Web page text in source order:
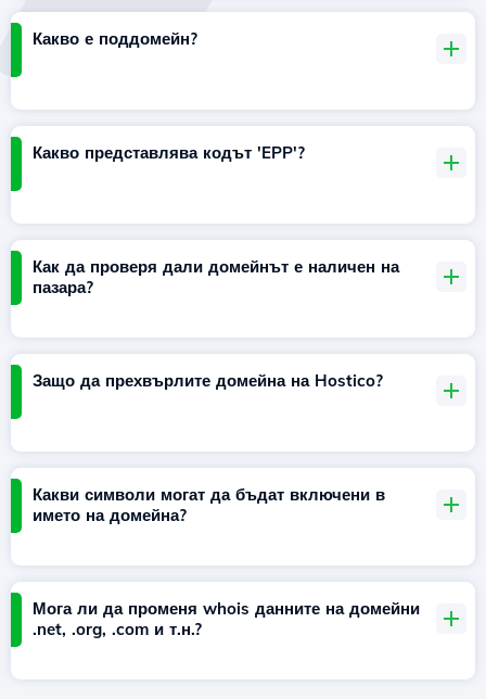
Какво е поддомейн?
Какво представлява кодът 'EPP'?
Как да проверя дали домейнът е наличен на
пазара?
Защо да прехвърлите домейна на Hostico?
Какви символи могат да бъдат включени в
името на домейна?
Мога ли да променя whois данните на домейни
.net, .org, .com и т.н.?